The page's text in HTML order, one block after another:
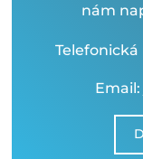
nám